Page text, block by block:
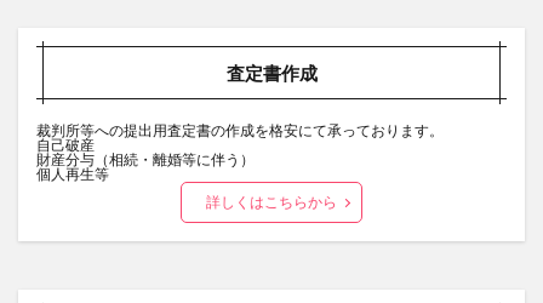
査定書作成
裁判所等への提出用査定書の作成を格安にて承っております。
自己破産
財産分与（相続・離婚等に伴う）
個人再生等
詳しくはこちらから